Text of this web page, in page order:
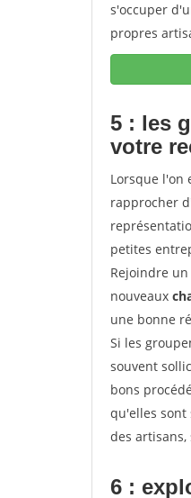
s'occuper
propres
5 : les
votre
Lorsque l'on
rapprocher
petites
Rejoindre
nouveaux
une bonne
Si les
souvent
bons
qu'elles sont
des
6 :